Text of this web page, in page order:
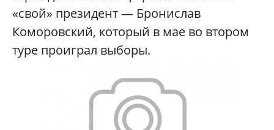
«свой» президент — Бронислав
Коморовский, который в мае во втором
туре проиграл выборы.